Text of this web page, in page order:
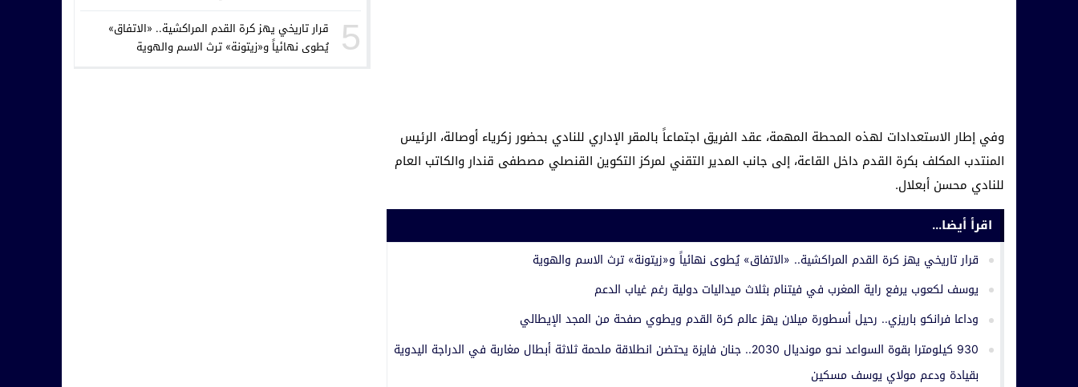
وفي إطار الاستعدادات لهذه المحطة المهمة، عقد الفريق اجتماعاً بالمقر الإداري للنادي بحضور زكرياء أوصالة، الرئيس
المنتدب المكلف بكرة القدم داخل القاعة، إلى جانب المدير التقني لمركز التكوين القنصلي مصطفى قندار والكاتب العام
للنادي محسن أبعلال.
اقرأ أيضا...
قرار تاريخي يهز كرة القدم المراكشية.. «الاتفاق» يُطوى نهائياً و«زيتونة» ترث الاسم والهوية
يوسف لكعوب يرفع راية المغرب في فيتنام بثلاث ميداليات دولية رغم غياب الدعم
وداعا فرانكو باريزي.. رحيل أسطورة ميلان يهز عالم كرة القدم ويطوي صفحة من المجد الإيطالي
930 كيلومترا بقوة السواعد نحو مونديال 2030.. جنان فايزة يحتضن انطلاقة ملحمة ثلاثة أبطال مغاربة في الدراجة اليدوية
بقيادة ودعم مولاي يوسف مسكين
5
قرار تاريخي يهز كرة القدم المراكشية.. «الاتفاق»
يُطوى نهائياً و«زيتونة» ترث الاسم والهوية